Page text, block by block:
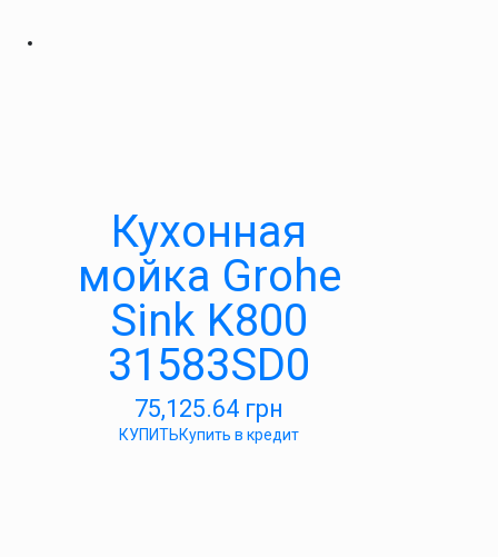
Кухонная
мойка Grohe
Sink K800
31583SD0
75,125.64 грн
КУПИТЬКупить в кредит